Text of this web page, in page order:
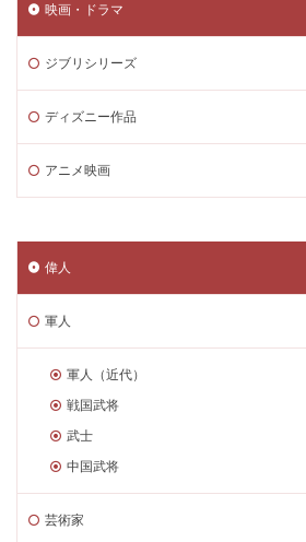
映画・ドラマ
ジブリシリーズ
ディズニー作品
アニメ映画
偉人
軍人
軍人（近代）
戦国武将
武士
中国武将
芸術家